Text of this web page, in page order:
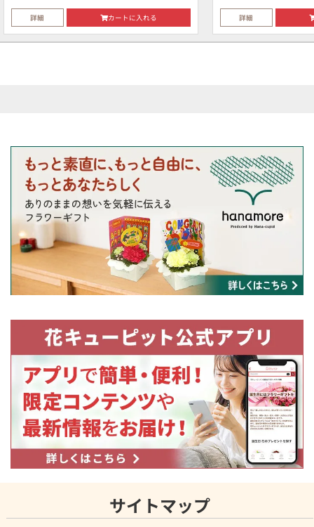
詳細 カートに入れる 詳細
サイトマップ